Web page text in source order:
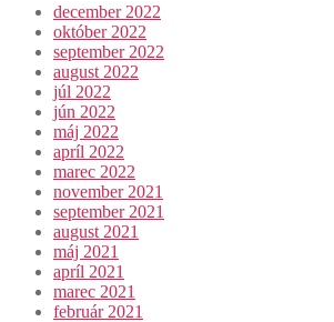
december 2022
október 2022
september 2022
august 2022
júl 2022
jún 2022
máj 2022
apríl 2022
marec 2022
november 2021
september 2021
august 2021
máj 2021
apríl 2021
marec 2021
február 2021